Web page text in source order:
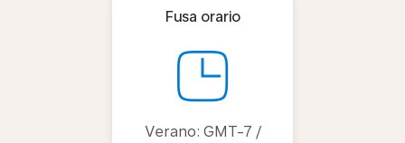
Fusa orario
Verano: GMT-7 /